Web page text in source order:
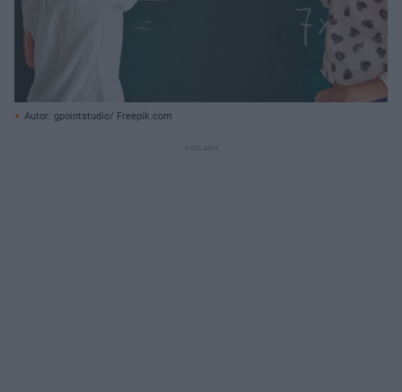
Autor: gpointstudio/ Freepik.com